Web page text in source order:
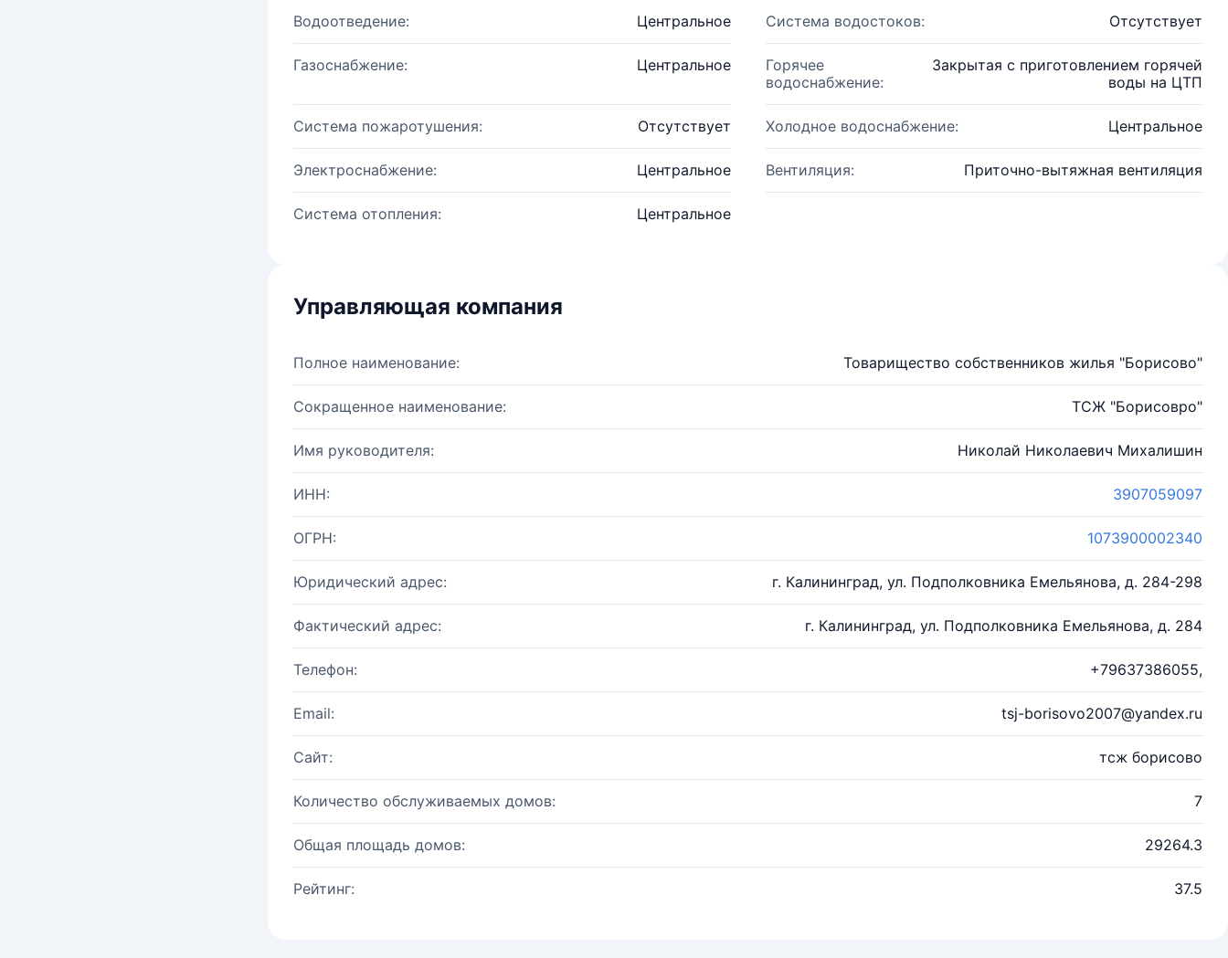
Водоотведение: Центральное Система водостоков: Отсутствует
Газоснабжение: Центральное
Горячее
водоснабжение:
Закрытая с приготовлением горячей
воды на ЦТП
Система пожаротушения: Отсутствует Холодное водоснабжение: Центральное
Электроснабжение: Центральное Вентиляция: Приточно-вытяжная вентиляция
Система отопления: Центральное
Управляющая компания
Полное наименование: Товарищество собственников жилья "Борисово"
Сокращенное наименование: ТСЖ "Борисовро"
Имя руководителя: Николай Николаевич Михалишин
ИНН: 3907059097
ОГРН: 1073900002340
Юридический адрес: г. Калининград, ул. Подполковника Емельянова, д. 284-298
Фактический адрес: г. Калининград, ул. Подполковника Емельянова, д. 284
Телефон: +79637386055,
Email: tsj-borisovo2007@yandex.ru
Сайт: тсж борисово
Количество обслуживаемых домов: 7
Общая площадь домов: 29264.3
Рейтинг: 37.5